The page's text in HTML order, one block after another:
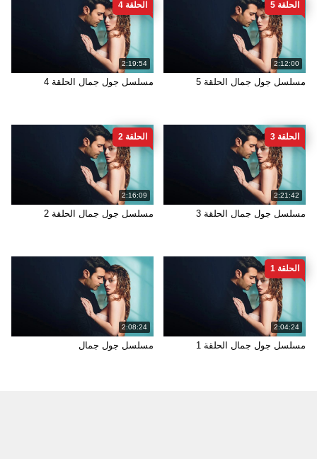
2:12:00
الحلقة 5
مسلسل جول جمال الحلقة 5
2:19:54
الحلقة 4
مسلسل جول جمال الحلقة 4
2:21:42
الحلقة 3
مسلسل جول جمال الحلقة 3
2:16:09
الحلقة 2
مسلسل جول جمال الحلقة 2
2:04:24
الحلقة 1
مسلسل جول جمال الحلقة 1
2:08:24
مسلسل جول جمال